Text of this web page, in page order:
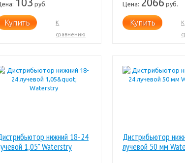
руб.
Купить
К
сравнению
Цена: руб.
Купить
К
нижний 18-24
1,05" Waterstry
Дистрибьютор
лучевой 50 мм